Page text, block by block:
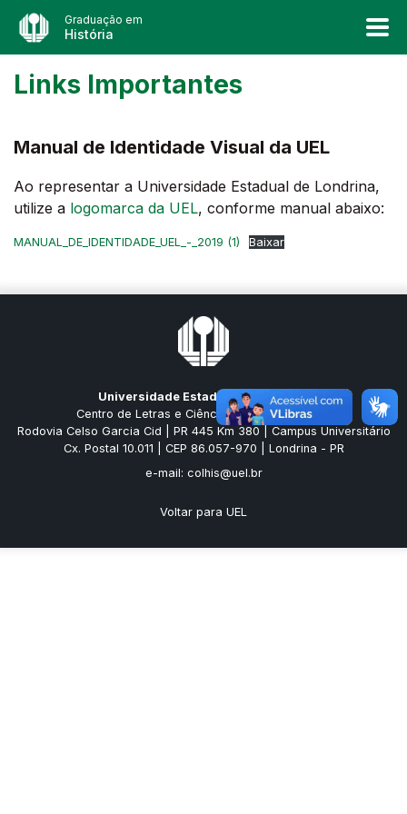
Graduação em
História
Links Importantes
Manual de Identidade Visual da UEL
Ao representar a Universidade Estadual de Londrina,
utilize a logomarca da UEL, conforme manual abaixo:
MANUAL_DE_IDENTIDADE_UEL_-_2019 (1) Baixar
Universidade Estadual de Londrina
Centro de Letras e Ciências Humanas (CLCH)
Rodovia Celso Garcia Cid | PR 445 Km 380 | Campus Universitário
Cx. Postal 10.011 | CEP 86.057-970 | Londrina - PR
e-mail: colhis@uel.br
Voltar para UEL